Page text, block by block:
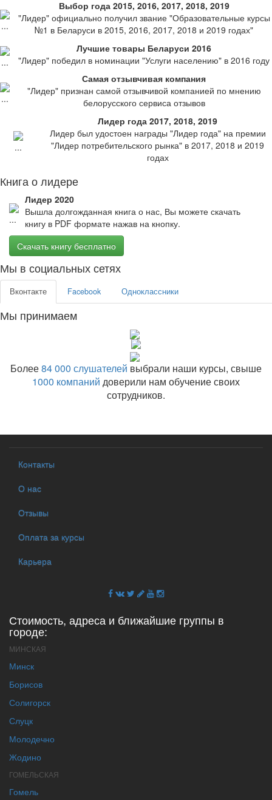
Выбор года 2015, 2016, 2017, 2018, 2019
"Лидер" официально получил звание "Образовательные курсы
№1 в Беларуси в 2015, 2016, 2017, 2018 и 2019 годах"
Лучшие товары Беларуси 2016
"Лидер" победил в номинации "Услуги населению" в 2016 году
Самая отзывчивая компания
"Лидер" признан самой отзывчивой компанией по мнению
белорусского сервиса отзывов
Лидер года 2017, 2018, 2019
Лидер был удостоен награды "Лидер года" на премии
"Лидер потребительского рынка" в 2017, 2018 и 2019
годах
Книга о лидере
Лидер 2020
Вышла долгожданная книга о нас, Вы можете скачать
книгу в PDF формате нажав на кнопку.
Скачать книгу бесплатно
Мы в социальных сетях
Вконтакте Facebook Одноклассники
Мы принимаем
Более84 000 слушателей выбрали наши курсы, свыше
1000 компаний доверили нам обучение своих
сотрудников.
Контакты
О нас
Отзывы
Оплата за курсы
Карьера
Стоимость, адреса и ближайшие группы в
городе:
МИНСКАЯ
Минск
Борисов
Солигорск
Слуцк
Молодечно
Жодино
ГОМЕЛЬСКАЯ
Гомель